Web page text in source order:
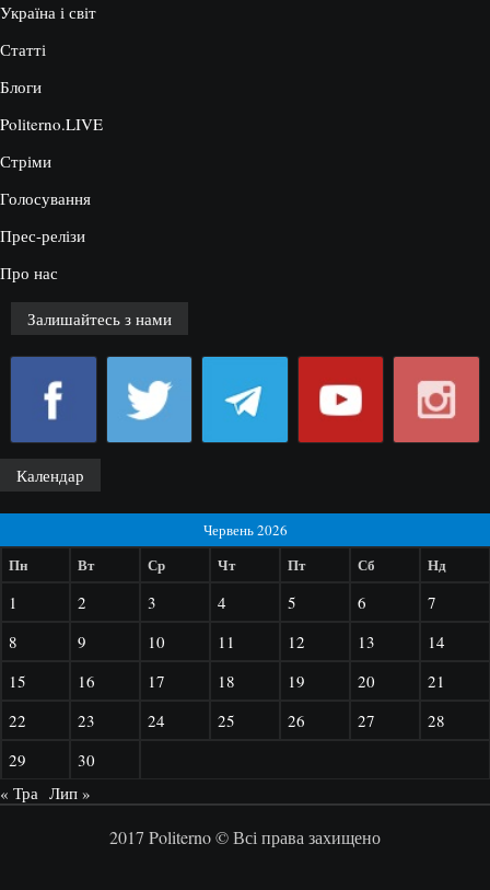
Україна і світ
Статті
Блоги
Politerno.LIVE
Стріми
Голосування
Прес-релізи
Про нас
Залишайтесь з нами
Календар
Червень 2026
Пн Вт Ср Чт Пт Сб Нд
1 2 3 4 5 6
7
8
9 10 11 12 13
14
15
16 17 18 19 20
21
22
23 24 25 26 27
28
29
30
« Тра Лип »
2017 Politerno © Всі права захищено